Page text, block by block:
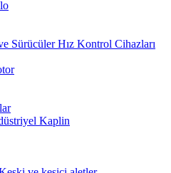
Hız Kontrol Cihazları
Kaplin